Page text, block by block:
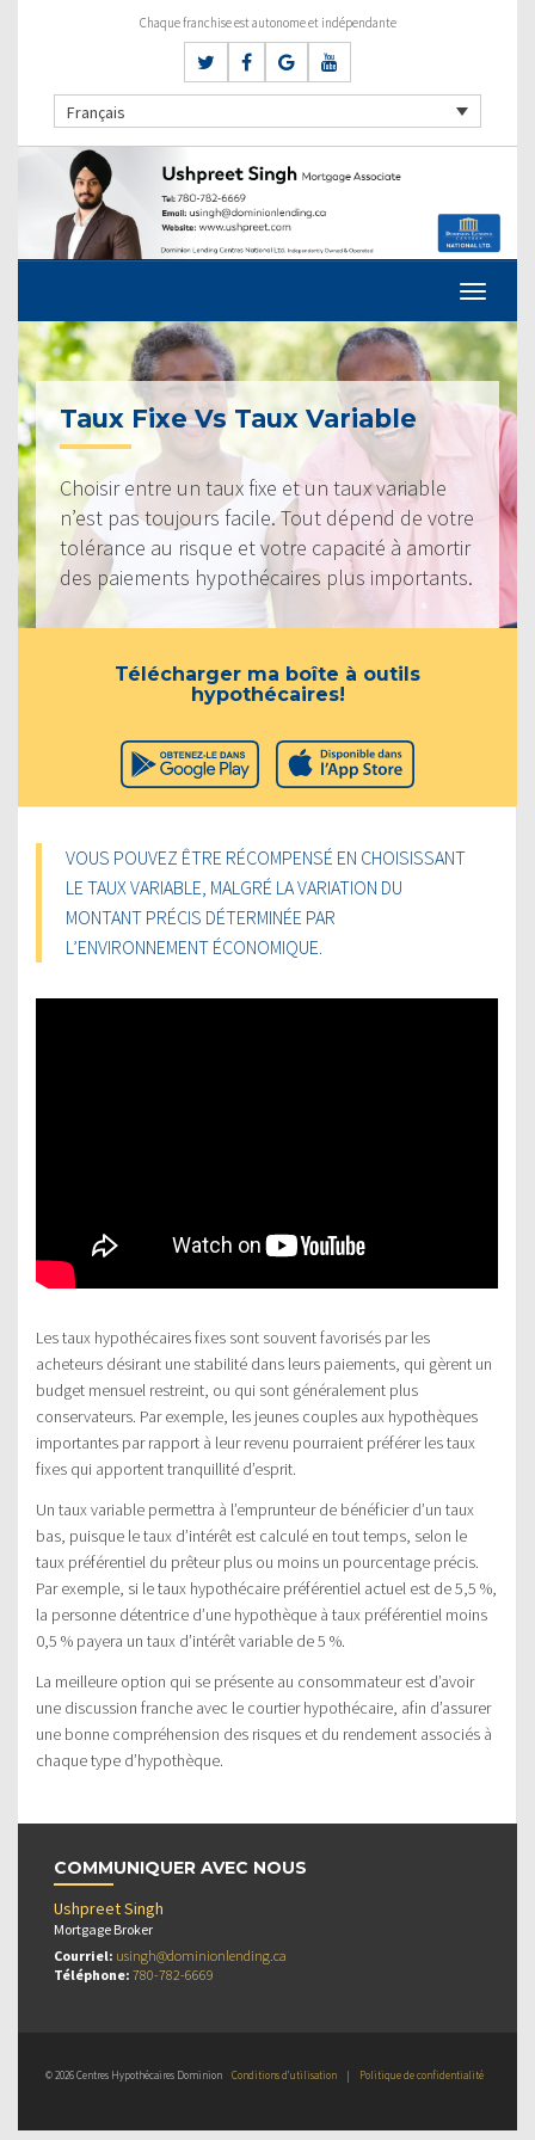
Chaque franchise est autonome et indépendante
Français
Taux Fixe Vs Taux Variable
Choisir entre un taux fixe et un taux variable
n’est pas toujours facile. Tout dépend de votre
tolérance au risque et votre capacité à amortir
des paiements hypothécaires plus importants.
Télécharger ma boîte à outils
hypothécaires!
VOUS POUVEZ ÊTRE RÉCOMPENSÉ EN CHOISISSANT
LE TAUX VARIABLE, MALGRÉ LA VARIATION DU
MONTANT PRÉCIS DÉTERMINÉE PAR
L’ENVIRONNEMENT ÉCONOMIQUE.
Les taux hypothécaires fixes sont souvent favorisés par les
acheteurs désirant une stabilité dans leurs paiements, qui gèrent un
budget mensuel restreint, ou qui sont généralement plus
conservateurs. Par exemple, les jeunes couples aux hypothèques
importantes par rapport à leur revenu pourraient préférer les taux
fixes qui apportent tranquillité d’esprit.
Un taux variable permettra à l’emprunteur de bénéficier d’un taux
bas, puisque le taux d’intérêt est calculé en tout temps, selon le
taux préférentiel du prêteur plus ou moins un pourcentage précis.
Par exemple, si le taux hypothécaire préférentiel actuel est de 5,5 %,
la personne détentrice d’une hypothèque à taux préférentiel moins
0,5 % payera un taux d’intérêt variable de 5 %.
La meilleure option qui se présente au consommateur est d’avoir
une discussion franche avec le courtier hypothécaire, afin d’assurer
une bonne compréhension des risques et du rendement associés à
chaque type d’hypothèque.
COMMUNIQUER AVEC NOUS
Ushpreet Singh
Mortgage Broker
Courriel: usingh@dominionlending.ca
Téléphone: 780-782-6669
© 2026 Centres Hypothécaires Dominion Conditions d’utilisation | Politique de confidentialité